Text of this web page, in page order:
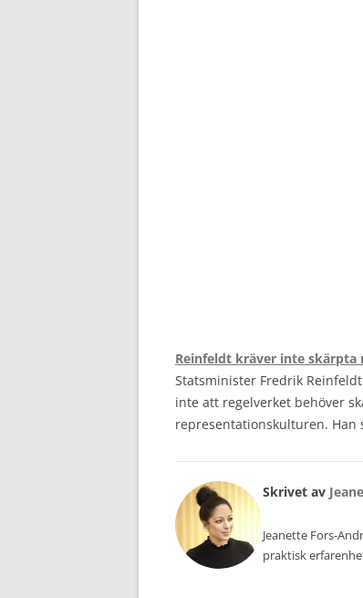
Reinfeldt kräver inte skärpta
Statsminister Fredrik
inte att regelverket behöver
representationskulturen. Han
Skrivet av
Jeanette Fors-
praktisk